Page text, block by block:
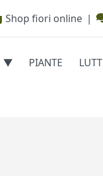
Shop fiori online |
PIANTE